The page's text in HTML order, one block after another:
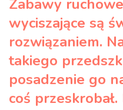
Zabawy
wyciszające są
rozwiązaniem.
takiego
posadzenie go
coś